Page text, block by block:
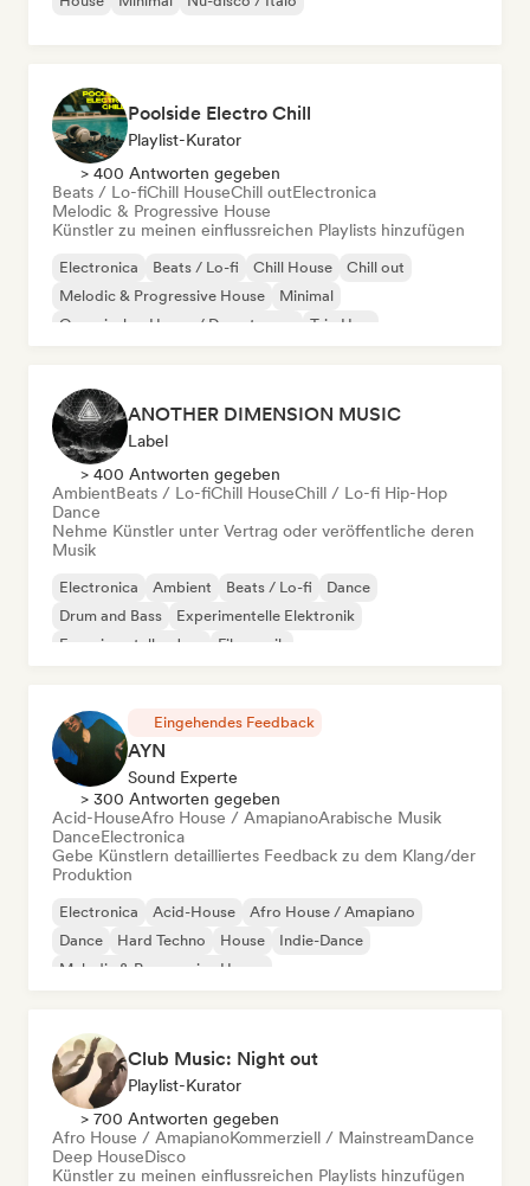
Poolside Electro Chill
Playlist-Kurator
> 400 Antworten gegeben
Beats / Lo-fiChill HouseChill outElectronica
Melodic & Progressive House
Künstler zu meinen einflussreichen Playlists hinzufügen
Electronica Beats / Lo-fi Chill House
Chill out
Melodic & Progressive House
Minimal
Organischer House / Downtempo
Trip Hop
ANOTHER DIMENSION MUSIC
Label
> 400 Antworten gegeben
AmbientBeats / Lo-fiChill HouseChill / Lo-fi Hip-Hop
Dance
Nehme Künstler unter Vertrag oder veröffentliche deren
Musik
Electronica Ambient Beats / Lo-fi
Dance
Drum and Bass
Experimentelle Elektronik
Experimenteller Jazz
Filmmusik
Eingehendes Feedback
AYN
Sound Experte
> 300 Antworten gegeben
Acid-HouseAfro House / AmapianoArabische Musik
DanceElectronica
Gebe Künstlern detailliertes Feedback zu dem Klang/der
Produktion
Electronica Acid-House
Afro House / Amapiano
Dance
Hard Techno House
Indie-Dance
Melodic & Progressive House
Club Music: Night out
Playlist-Kurator
> 700 Antworten gegeben
Afro House / AmapianoKommerziell / MainstreamDance
Deep HouseDisco
Künstler zu meinen einflussreichen Playlists hinzufügen